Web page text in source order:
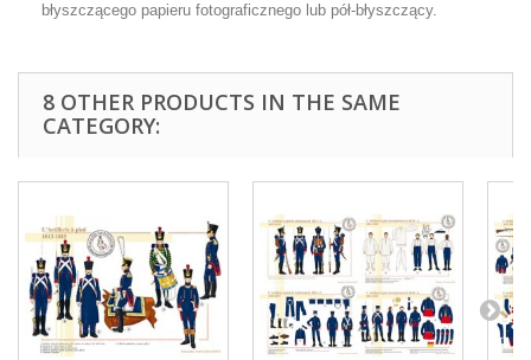
błyszczącego papieru fotograficznego lub pół-błyszczący.
8 OTHER PRODUCTS IN THE SAME
CATEGORY: